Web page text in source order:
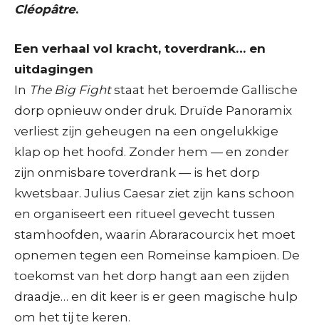
Cléopâtre.
Een verhaal vol kracht, toverdrank… en
uitdagingen
In The Big Fightstaat het beroemde Gallische
dorp opnieuw onder druk. Druïde Panoramix
verliest zijn geheugen na een ongelukkige
klap op het hoofd. Zonder hem — en zonder
zijn onmisbare toverdrank — is het dorp
kwetsbaar. Julius Caesar ziet zijn kans schoon
en organiseert een ritueel gevecht tussen
stamhoofden, waarin Abraracourcix het moet
opnemen tegen een Romeinse kampioen. De
toekomst van het dorp hangt aan een zijden
draadje… en dit keer is er geen magische hulp
om het tij te keren.